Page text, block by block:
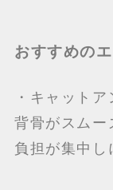
おすすめの
・キャットア
背骨がスムー
負担が集中し